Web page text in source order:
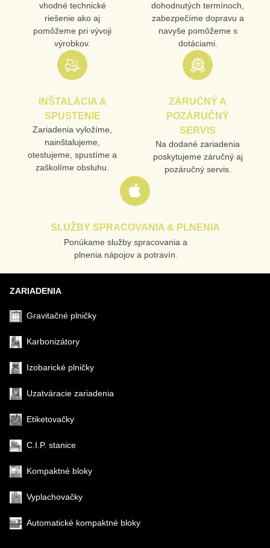
VAŠA OTÁZKA K PRODUKTU
vhodné technické
riešenie ako aj
pomôžeme pri vývoji
výrobkov.
dohodnutých termínoch,
zabezpečíme dopravu a
navyše pomôžeme s
dotáciami.
INŠTALÁCIA &
SPUSTENIE
Zariadenia vyložíme,
nainštalujeme,
otestujeme, spustíme a
zaškolíme obsluhu.
ZÁRUČNÝ A
POZÁRUČNÝ
SERVIS
Na dodané zariadenia
poskytujeme záručný aj
pozáručný servis.
SLUŽBY SPRACOVANIA & PLNENIA
Ponúkame služby spracovania a
plnenia nápojov a potravín.
ZARIADENIA
Gravitačné plničky
Karbonizátory
Izobarické plničky
Uzatváracie zariadenia
Etiketovačky
C.I.P. stanice
Kompaktné bloky
Vyplachovačky
Automatické kompaktné bloky